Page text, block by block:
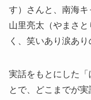
す）さんと、南海
山里亮太（やまさ
く、笑いあり涙あり
実話をもとにした
とで、どこまでが